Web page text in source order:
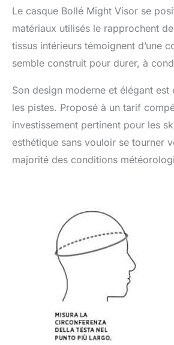
Le casque Bollé Might Visor se
matériaux utilisés le rapprochent
tissus intérieurs témoignent d’une
semble construit pour durer, à
Son design moderne et élégant
les pistes. Proposé à un tarif
investissement pertinent pour les
esthétique sans vouloir se tourner
majorité des conditions